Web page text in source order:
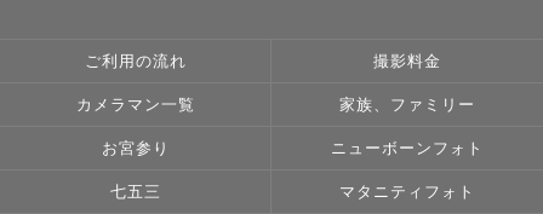
ご利用の流れ 撮影料金
カメラマン一覧 家族、ファミリー
お宮参り ニューボーンフォト
七五三 マタニティフォト